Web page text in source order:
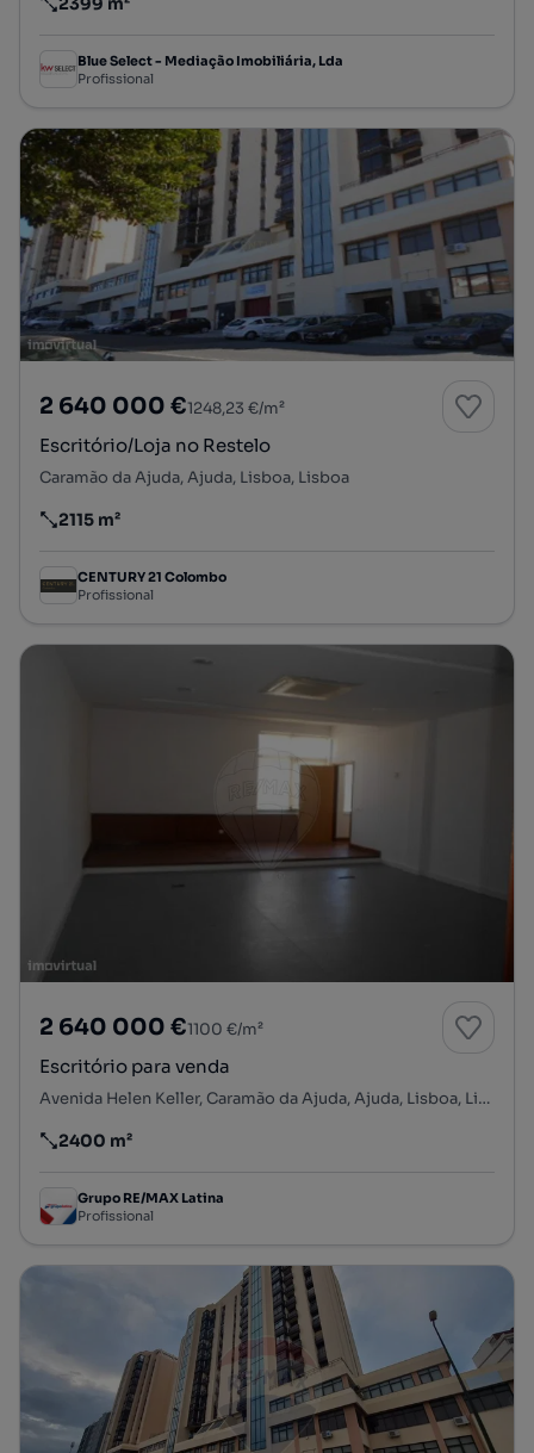
Preço por metro quadrado
Blue Select - Mediação Imobiliária, Lda
Profissional
2 640 000 €1248,23 €/m²
Escritório/Loja no Restelo
Caramão da Ajuda, Ajuda, Lisboa, Lisboa
Preço por metro quadrado
2115 m²
CENTURY 21 Colombo
Profissional
2 640 000 €1100 €/m²
Escritório para venda
Avenida Helen Keller, Caramão da Ajuda, Ajuda, Lisboa, Lisboa
Preço por metro quadrado
2400 m²
Grupo RE/MAX Latina
Profissional